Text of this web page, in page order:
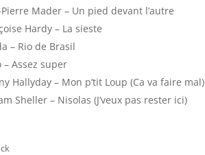
Pierre Mader – Un pied devant l’autre
Hardy – La sieste
– Rio de Brasil
– Assez super
Hallyday – Mon p’tit Loup (Ca va faire mal)
Sheller – Nisolas (J’veux pas rester ici)